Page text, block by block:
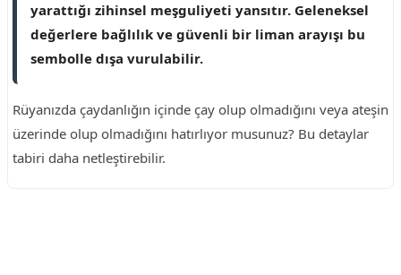
yarattığı zihinsel meşguliyeti yansıtır. Geleneksel
değerlere bağlılık ve güvenli bir liman arayışı bu
sembolle dışa vurulabilir.
Rüyanızda çaydanlığın içinde çay olup olmadığını veya ateşin
üzerinde olup olmadığını hatırlıyor musunuz? Bu detaylar
tabiri daha netleştirebilir.